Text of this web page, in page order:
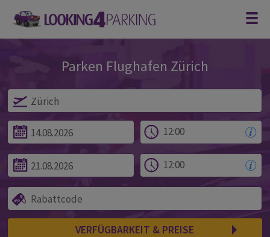
Parken am Flughafen Zürich
VERFÜGBARKEIT & PREISE
Parken Flughafen Zürich